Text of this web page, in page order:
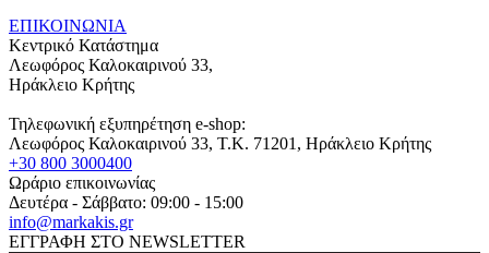
ΕΠΙΚΟΙΝΩΝΙΑ
Κεντρικό Κατάστημα
Λεωφόρος Καλοκαιρινού 33,
Ηράκλειο Κρήτης
Τηλεφωνική εξυπηρέτηση e-shop:
Λεωφόρος Καλοκαιρινού 33, T.K. 71201, Ηράκλειο Κρήτης
+30 800 3000400
Ωράριο επικοινωνίας
Δευτέρα - Σάββατο: 09:00 - 15:00
info@markakis.gr
ΕΓΓΡΑΦΗ ΣΤΟ NEWSLETTER